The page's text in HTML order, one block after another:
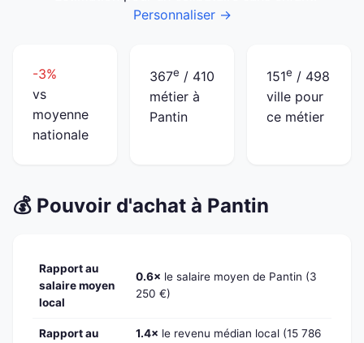
Personnaliser →
-3%
vs
moyenne
nationale
367e / 410
métier à
Pantin
151e / 498
ville pour
ce métier
💰 Pouvoir d'achat à Pantin
Rapport au
salaire moyen
local
0.6× le salaire moyen de Pantin (3
250 €)
Rapport au
1.4× le revenu médian local (15 786